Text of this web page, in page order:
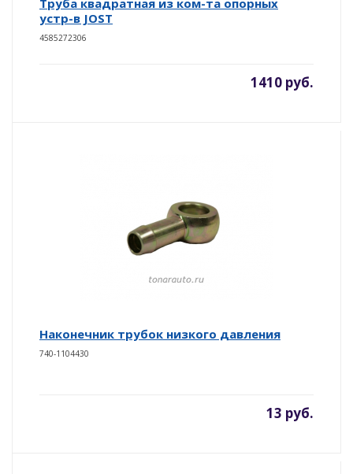
устр-в JOST
4585272306
1410 руб.
Наконечник трубок низкого давления
740-1104430
13 руб.